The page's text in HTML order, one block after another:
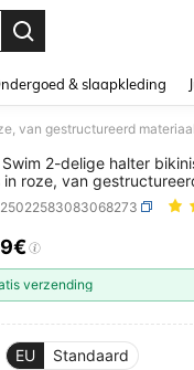
& slaapkleding
van gestructureerd
Swim 2-delige halter
in roze, van
of in de zomer
AND
verzending
EU Standaard